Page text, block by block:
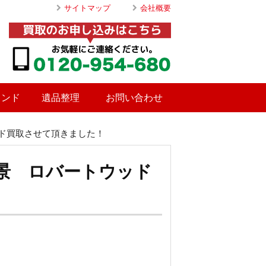
サイトマップ 会社概要
ド 遺品整理 お問い合わせ
取させて頂きました！
ロバートウッド